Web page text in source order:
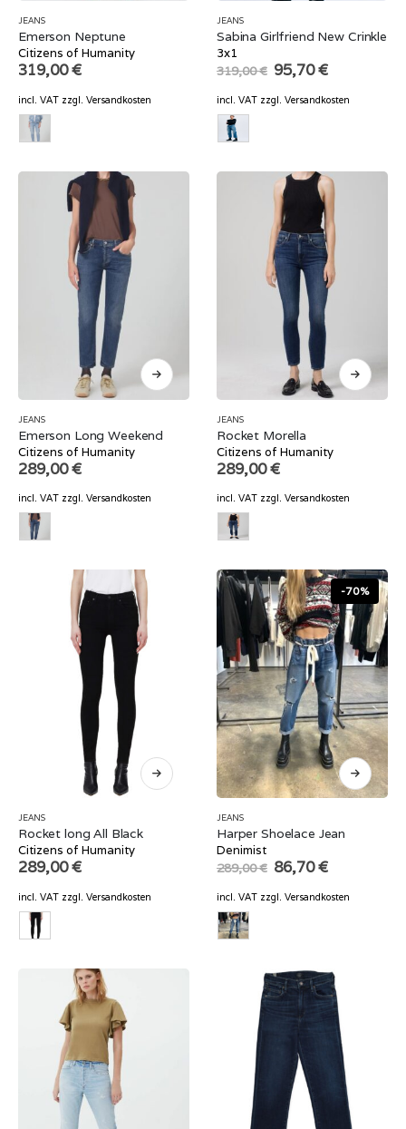
JEANS
Emerson Neptune
Citizens of Humanity
319,00€
incl. VAT zzgl. Versandkosten
JEANS
Sabina Girlfriend New Crinkle
3x1
319,00€ Original
price
was:
319,00 €.
95,70€Current
is:
incl. VAT zzgl. Versandkosten
JEANS
Emerson Long Weekend
Citizens of Humanity
289,00€
incl. VAT zzgl. Versandkosten
JEANS
Rocket Morella
Citizens of Humanity
289,00€
incl. VAT zzgl. Versandkosten
JEANS
Rocket long All Black
Citizens of Humanity
289,00€
incl. VAT zzgl. Versandkosten
-70%
JEANS
Harper Shoelace Jean
Denimist
289,00€ Original
price
was:
289,00 €.
86,70€Current
is:
incl. VAT zzgl. Versandkosten